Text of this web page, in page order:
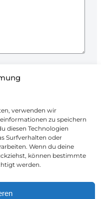
verwenden wir
zu speichern
diesen Technologien
Surfverhalten oder
Wenn du deine
können bestimmte
werden.
meiner Daten
und